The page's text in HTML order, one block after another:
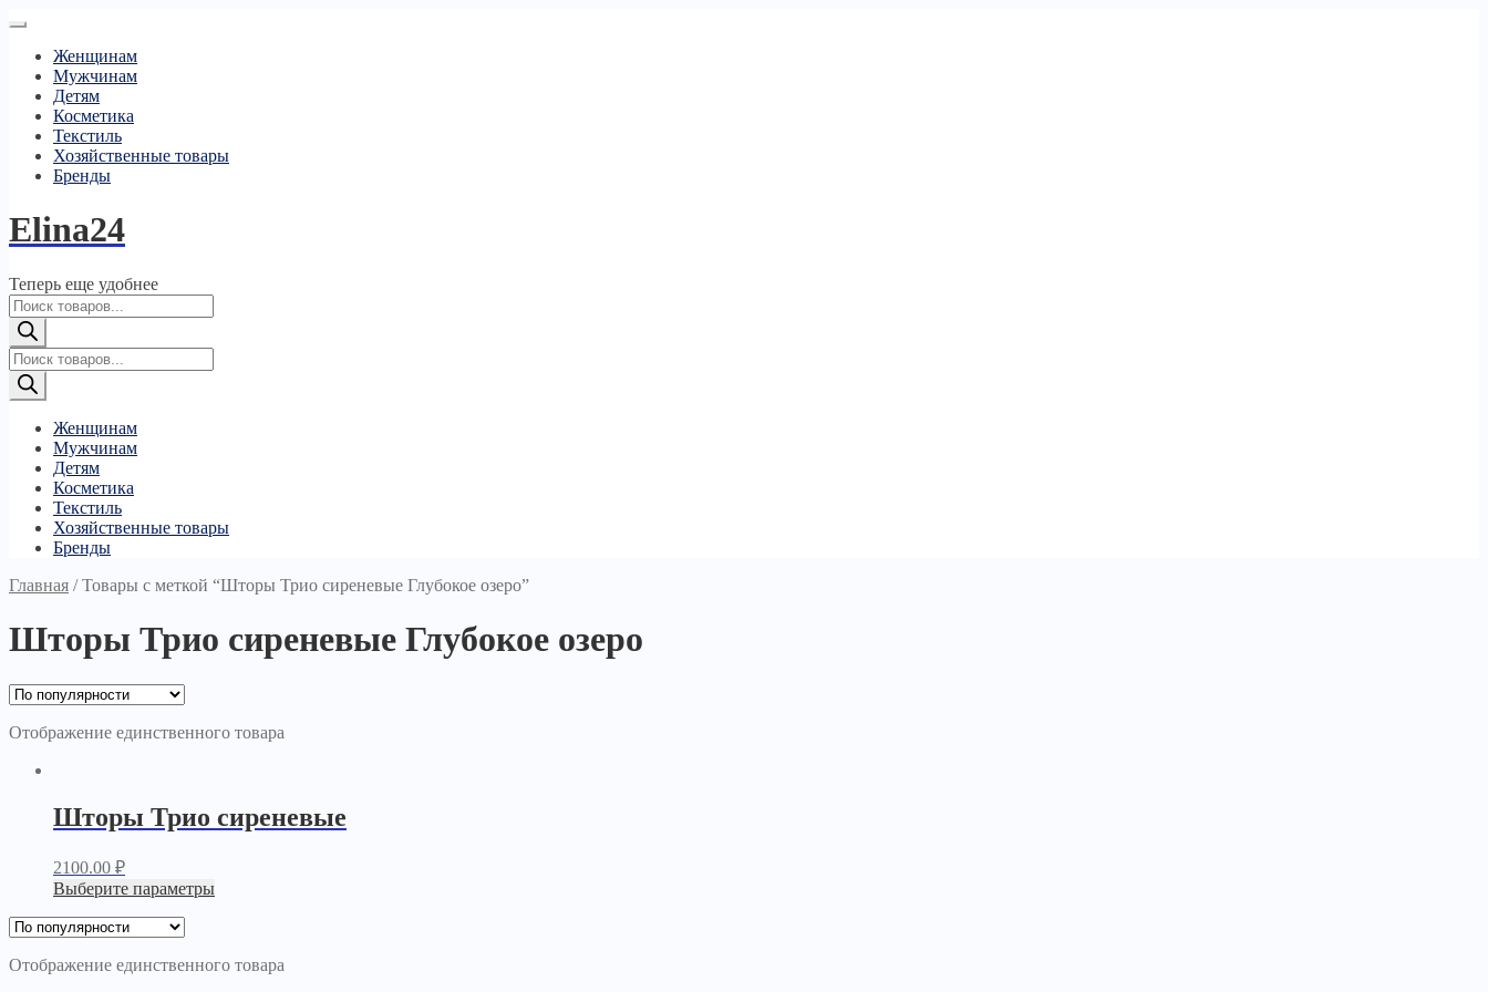
Женщинам
Мужчинам
Детям
Косметика
Текстиль
Хозяйственные товары
Бренды
Elina24
Теперь еще удобнее
Поиск
товаров
Поиск
товаров
Женщинам
Мужчинам
Детям
Косметика
Текстиль
Хозяйственные товары
Бренды
Главная /Товары с меткой “Шторы Трио сиреневые Глубокое озеро”
Шторы Трио сиреневые Глубокое озеро
Отображение единственного товара
Шторы Трио сиреневые
2100.00 ₽
Выберите параметры
Отображение единственного товара